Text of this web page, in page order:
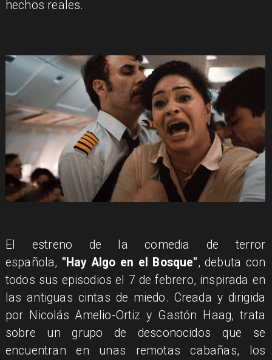
hechos reales.
El estreno de la comedia de terror
española, "Hay Algo en el Bosque", debuta con
todos sus episodios el 7 de febrero, inspirada en
las antiguas cintas de miedo. Creada y dirigida
por Nicolás Amelio-Ortiz y Gastón Haag, trata
sobre un grupo de desconocidos que se
encuentran en unas remotas cabañas, los